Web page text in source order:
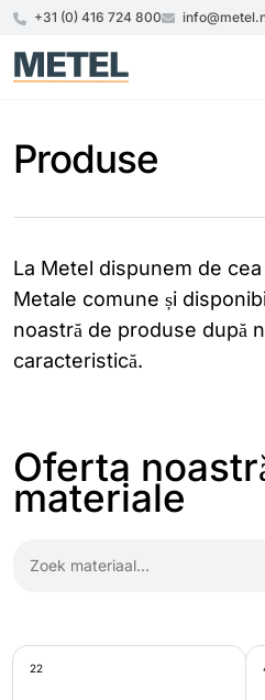
+31 (0) 416 724 800
Produse
La Metel dispunem de cea
Metale comune și
noastră de produse după
caracteristică.
Oferta
materiale
22